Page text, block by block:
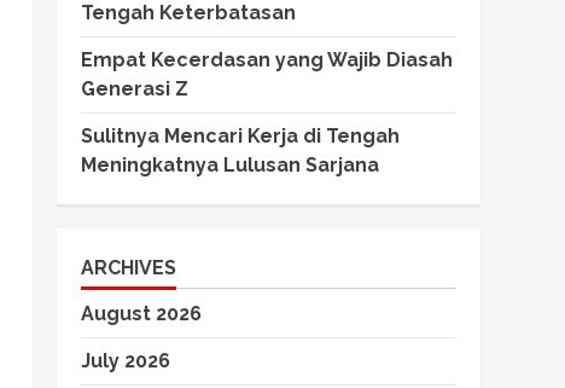
Tengah Keterbatasan
Empat Kecerdasan yang Wajib Diasah
Generasi Z
Sulitnya Mencari Kerja di Tengah
Meningkatnya Lulusan Sarjana
ARCHIVES
August 2026
July 2026